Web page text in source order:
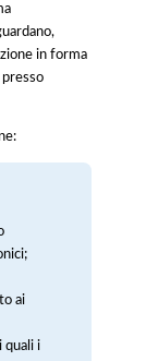
in forma
ai
quali i